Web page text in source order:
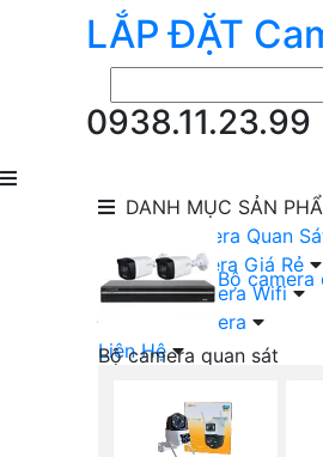
LẮP ĐẶT
0938.11.23.99
DANH MỤC SẢN
Bộ camera
Bộ camera quan sát
Camera KBVISION Trọn
Camera DAHUA Trọn Bộ
lắp Đặt Camera Quan
Lắp Bộ Camera Giá Rẻ
Lắp Đặt Camera Wifi
Đầu Ghi Camera
Liên Hệ